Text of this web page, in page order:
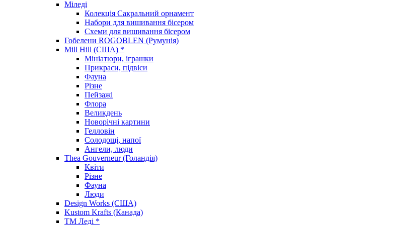
Міледі
Колекція Сакральний орнамент
Набори для вишивання бісером
Схеми для вишивання бісером
Гобелени ROGOBLEN (Румунія)
Mill Hill (США) *
Мініатюри, іграшки
Прикраси, підвіси
Фауна
Різне
Пейзажі
Флора
Великдень
Новорічні картини
Гелловін
Солодощі, напої
Ангели, люди
Thea Gouverneur (Голандія)
Квіти
Різне
Фауна
Люди
Design Works (США)
Kustom Krafts (Канада)
ТМ Леді *